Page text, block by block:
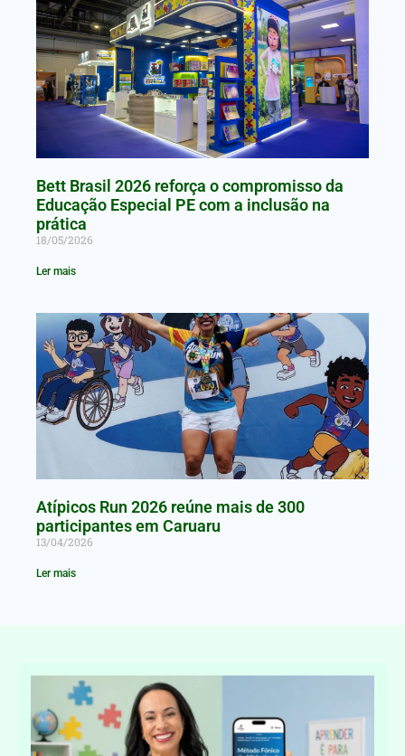
Bett Brasil 2026 reforça o compromisso da
Educação Especial PE com a inclusão na
prática
18/05/2026
Ler mais
Atípicos Run 2026 reúne mais de 300
participantes em Caruaru
13/04/2026
Ler mais